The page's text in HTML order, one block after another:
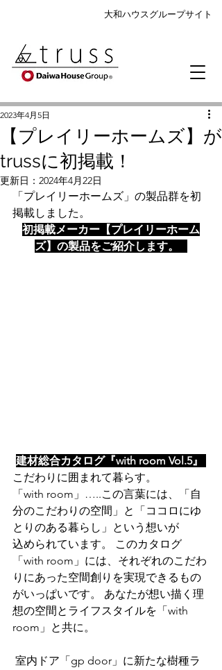
大和ハウスグループサイト
【プレイリーホームズ】が
trussに初掲載！
2023年4月5日
更新日： 2024年4月22日
「プレイリーホームズ」の製品群を初
掲載しました。
初掲載メーカー【プレイリーホーム
ズ】の製品をご紹介します。
建材総合カタログ『with room Vol.5』
こだわりに囲まれて暮らす。
「with room」…..この言葉には、「自
分のこだわりの空間」と「ココロにゆ
とりのある暮らし」という想いが
込められています。 このカタログ
「with room」には、それぞれのこだわ
りにあった空間創りを実現できるもの
がいっぱいです。 あなたが想い描く理
想の空間とライフスタイルを「with
room」と共に。